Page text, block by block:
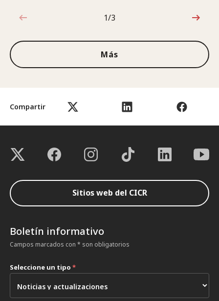
Compartir
1de3
1/3
Más
Sitios web del CICR
Boletín informativo
Campos marcados con * son obligatorios
Seleccione un tipo *